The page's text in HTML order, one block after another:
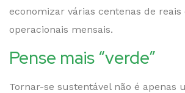
economizar várias centenas de
operacionais mensais.
Pense mais “verde”
Tornar-se sustentável não é apenas